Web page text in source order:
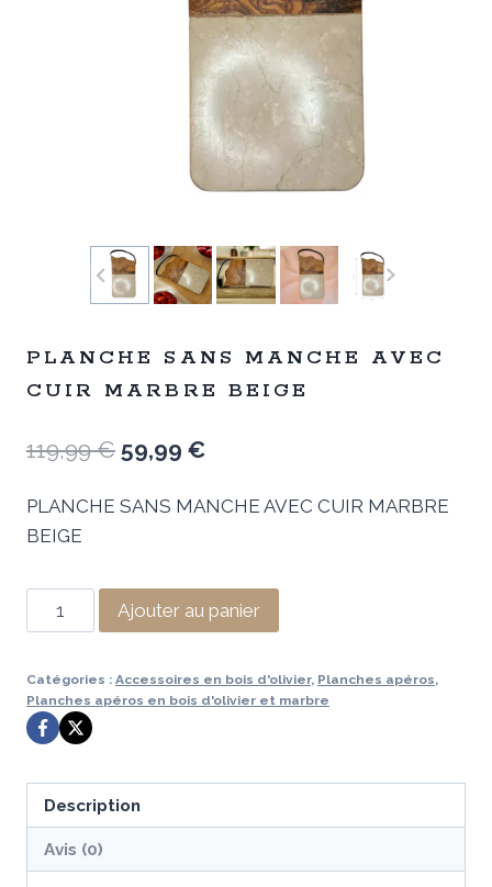
PLANCHE SANS MANCHE AVEC
CUIR MARBRE BEIGE
119,99€ Le
119,99 €.
59,99 €Le
59,99 €.
PLANCHE SANS MANCHE AVEC CUIR MARBRE
BEIGE
quantité
de
SANS
MANCHE
AVEC
CUIR
MARBRE
BEIGE
Ajouter au panier
Catégories : Accessoires en bois d'olivier, Planches apéros,
Planches apéros en bois d'olivier et marbre
Description
Avis (0)